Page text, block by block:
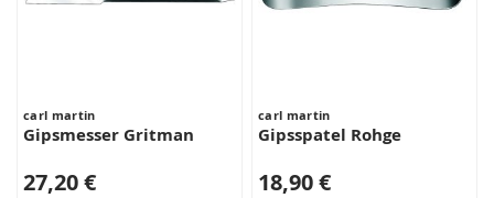
carl martin
Gipsmesser Gritman
27,20 €
carl martin
Gipsspatel Rohge
18,90 €